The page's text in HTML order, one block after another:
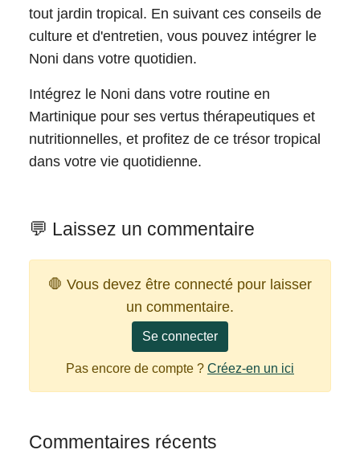
tout jardin tropical. En suivant ces conseils de
culture et d'entretien, vous pouvez intégrer le
Noni dans votre quotidien.
Intégrez le Noni dans votre routine en
Martinique pour ses vertus thérapeutiques et
nutritionnelles, et profitez de ce trésor tropical
dans votre vie quotidienne.
💬 Laissez un commentaire
🛑 Vous devez être connecté pour laisser
un commentaire.
Se connecter
Pas encore de compte ? Créez-en un ici
Commentaires récents